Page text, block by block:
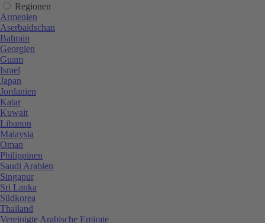
Regionen
Armenien
Aserbaidschan
Bahrain
Georgien
Guam
Israel
Japan
Jordanien
Katar
Kuwait
Libanon
Malaysia
Oman
Philippinen
Saudi Arabien
Singapur
Sri Lanka
Südkorea
Thailand
Vereinigte Arabische Emirate